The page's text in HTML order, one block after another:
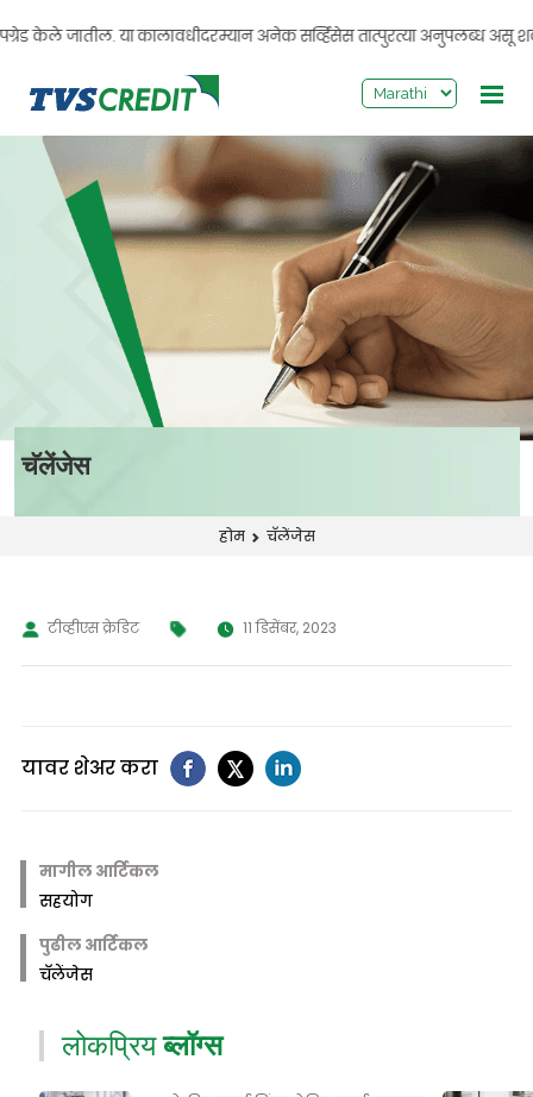
जातील. या कालावधीदरम्यान अनेक सर्व्हिसेस तात्पुरत्या अनुपलब्ध असू
चॅलेंजेस
होम चॅलेंजेस
टीव्हीएस क्रेडिट 11 डिसेंबर, 2023
यावर शेअर करा
मागील आर्टिकल
सहयोग
पुढील आर्टिकल
चॅलेंजेस
लोकप्रियब्लॉग्स